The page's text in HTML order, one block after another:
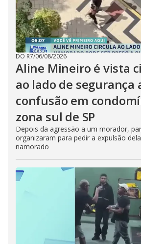
DO R7/06/08/2026
Aline Mineiro é vista
ao lado de segurança
confusão em
zona sul de SP
Depois da agressão a um morador,
organizaram para pedir a expulsão
namorado